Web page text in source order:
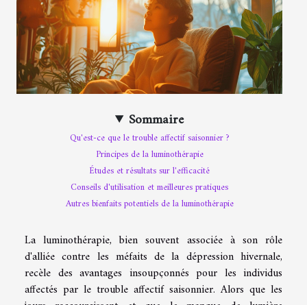
Sommaire
Qu'est-ce que le trouble affectif saisonnier ?
Principes de la luminothérapie
Études et résultats sur l'efficacité
Conseils d'utilisation et meilleures pratiques
Autres bienfaits potentiels de la luminothérapie
La luminothérapie, bien souvent associée à son rôle
d'alliée contre les méfaits de la dépression hivernale,
recèle des avantages insoupçonnés pour les individus
affectés par le trouble affectif saisonnier. Alors que les